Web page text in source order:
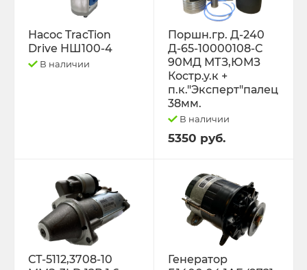
Насос TracTion
Drive НШ100-4
В наличии
Поршн.гр. Д-240
Д-65-10000108-С
90МД МТЗ,ЮМЗ
Костр.у.к +
п.к."Эксперт"палец
38мм.
В наличии
5350 руб.
СТ-5112,3708-10
Генератор
ТО-49 , ТО-30. ТО-28
ТОПЛИВОПРОВОДЫ.
Трактор ДТ-175 (ВОЛГАРЬ). ВТ-100
Трактор ДТ-75,Т-4,ТДТ-55 дв.А-41/01,
Трактор К-701 К-744 К-702
Трактор МТЗ-1221 1522 1523 1025 2022.3
Д-260
Трактор МТЗ-320